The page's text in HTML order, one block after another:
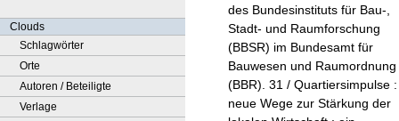
Clouds
Schlagwörter
Orte
Autoren / Beteiligte
Verlage
des Bundesinstituts für Bau-,
Stadt- und Raumforschung
(BBSR) im Bundesamt für
Bauwesen und Raumordnung
(BBR). 31 / Quartiersimpulse :
neue Wege zur Stärkung der